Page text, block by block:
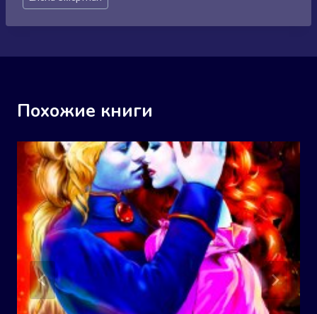
записи:
Похожие книги